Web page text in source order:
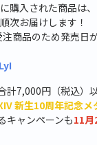
購入された商品は
次お届けします！
商品のため発売日が
計7,000円（税込）
新生10周年記念メ
キャンペーンも11